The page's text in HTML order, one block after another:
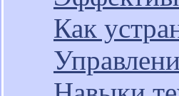
Как